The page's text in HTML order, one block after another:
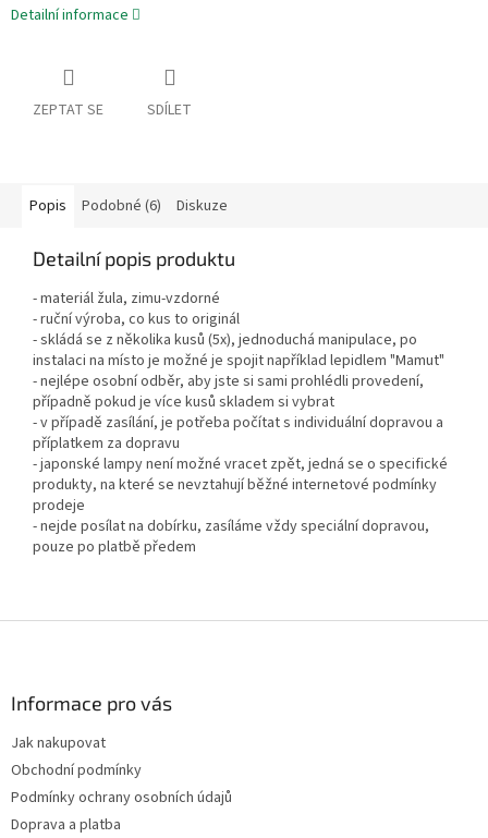
Detailní informace
ZEPTAT SE SDÍLET
Popis Podobné (6) Diskuze
Detailní popis produktu
- materiál žula, zimu-vzdorné
- ruční výroba, co kus to originál
- skládá se z několika kusů (5x), jednoduchá manipulace, po
instalaci na místo je možné je spojit například lepidlem "Mamut"
- nejlépe osobní odběr, aby jste si sami prohlédli provedení,
případně pokud je více kusů skladem si vybrat
- v případě zasílání, je potřeba počítat s individuální dopravou a
příplatkem za dopravu
- japonské lampy není možné vracet zpět, jedná se o specifické
produkty, na které se nevztahují běžné internetové podmínky
prodeje
- nejde posílat na dobírku, zasíláme vždy speciální dopravou,
pouze po platbě předem
Informace pro vás
Jak nakupovat
Obchodní podmínky
Podmínky ochrany osobních údajů
Doprava a platba